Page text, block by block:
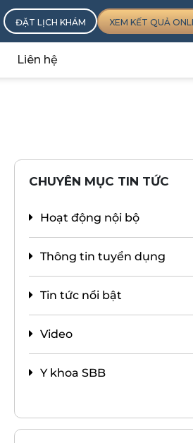
ĐẶT LỊCH KHÁM XEM KẾT QUẢ
Liên hệ
CHUYÊN MỤC TIN TỨC
Hoạt động nội bộ
Thông tin tuyển dụng
Tin tức nổi bật
Video
Y khoa SBB